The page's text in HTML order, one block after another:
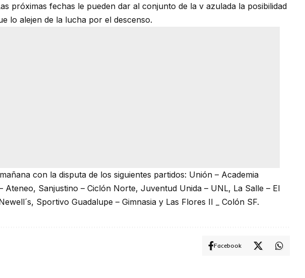
próximas fechas le pueden dar al conjunto de la v azulada la posibilidad
lo alejen de la lucha por el descenso.
con la disputa de los siguientes partidos: Unión – Academia
Ateneo, Sanjustino – Ciclón Norte, Juventud Unida – UNL, La Salle – El
Sportivo Guadalupe – Gimnasia y Las Flores II _ Colón SF.
Facebook